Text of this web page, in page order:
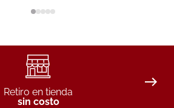
Retiro en tienda
sin costo